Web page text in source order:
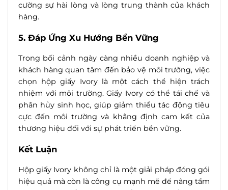
cường sự hài lòng và lòng trung thành của khách
hàng.
5. Đáp Ứng Xu Hướng Bền Vững
Trong bối cảnh ngày càng nhiều doanh nghiệp và
khách hàng quan tâm đến bảo vệ môi trường, việc
chọn hộp giấy Ivory là một cách thể hiện trách
nhiệm với môi trường. Giấy Ivory có thể tái chế và
phân hủy sinh học, giúp giảm thiểu tác động tiêu
cực đến môi trường và khẳng định cam kết của
thương hiệu đối với sự phát triển bền vững.
Kết Luận
Hộp giấy Ivory không chỉ là một giải pháp đóng gói
hiệu quả mà còn là công cụ mạnh mẽ để nâng tầm